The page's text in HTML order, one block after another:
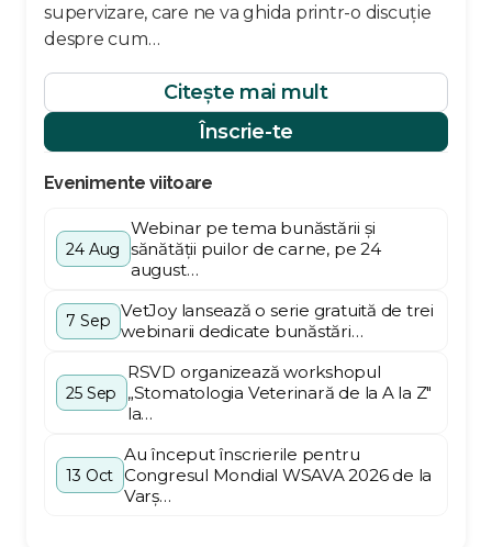
supervizare, care ne va ghida printr-o discuție
despre cum…
Citește mai mult
Înscrie-te
Evenimente viitoare
24 Aug
Webinar pe tema bunăstării și
sănătății puilor de carne, pe 24
august…
7 Sep VetJoy lansează o serie gratuită de trei
webinarii dedicate bunăstări…
25 Sep
RSVD organizează workshopul
„Stomatologia Veterinară de la A la Z"
la…
13 Oct
Au început înscrierile pentru
Congresul Mondial WSAVA 2026 de la
Varș…